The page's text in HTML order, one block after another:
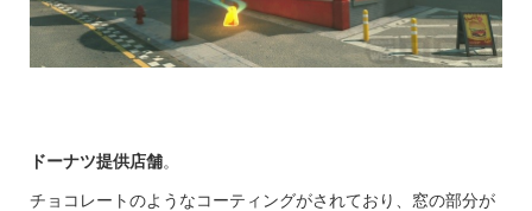
ドーナツ提供店舗。
チョコレートのようなコーティングがされており、窓の部分が